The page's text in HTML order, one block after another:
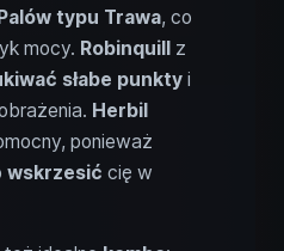
typu Trawa, co
mocy. Robinquill
z
słabe punkty i
Herbil
ponieważ
wskrzesić cię w